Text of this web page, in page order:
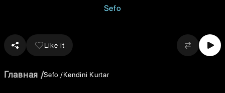
Sefo
Like it
Главная Sefo Kendini Kurtar